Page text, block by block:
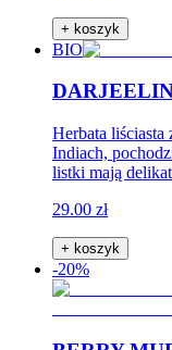
+ koszyk
BIO
Herbata
Indiach,
listki mają
29.00 zł
+ koszyk
-20%